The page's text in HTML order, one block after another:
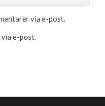
via e-post.
via e-post.